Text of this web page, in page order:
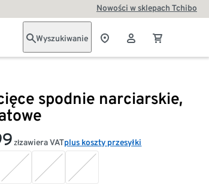
Nowości w sklepach Tchibo
Wyszukiwanie
spodnie narciarskie,
złzawiera VATplus koszty przesyłki